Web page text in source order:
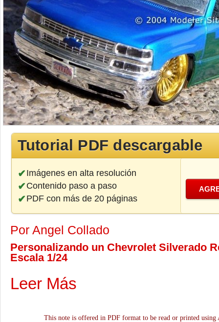
Tutorial PDF descargable
Imágenes en alta resolución
Contenido paso a paso
PDF con más de 20 páginas
Por Angel Collado
Personalizando un Chevrolet Silverado
Escala 1/24
Leer Más
This note is offered in PDF format to be read or printed using